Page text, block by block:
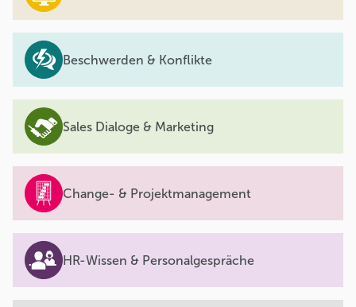
Beschwerden & Konflikte
Sales Dialoge & Marketing
Change- & Projektmanagement
HR-Wissen & Personalgespräche